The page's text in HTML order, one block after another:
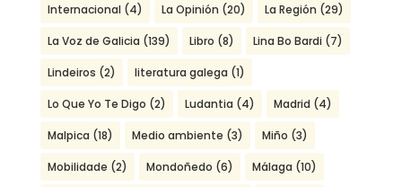
Internacional (4) La Opinión (20) La Región (29)
La Voz de Galicia (139) Libro (8) Lina Bo Bardi (7)
Lindeiros (2) literatura galega (1)
Lo Que Yo Te Digo (2) Ludantia (4) Madrid (4)
Malpica (18) Medio ambiente (3) Miño (3)
Mobilidade (2) Mondoñedo (6) Málaga (10)